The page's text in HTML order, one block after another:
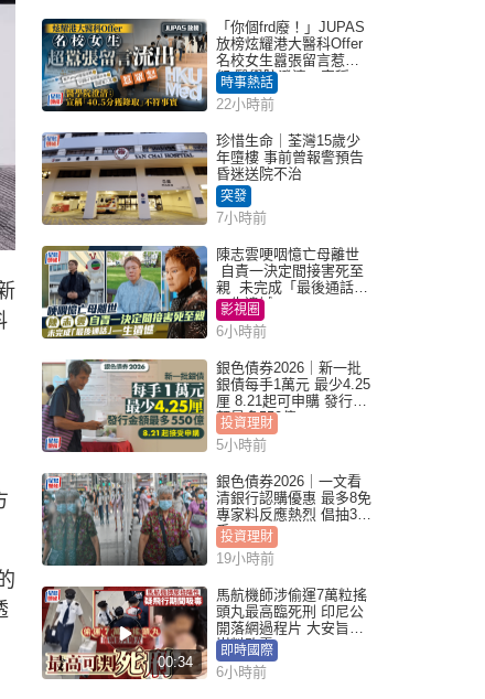
「你個frd廢！」JUPAS
放榜炫耀港大醫科Offer
名校女生囂張留言惹眾
怒 醫學院澄清：宣稱
「40.5分獲錄取」不符事
實｜Juicy叮
時事熱話
22小時前
珍惜生命｜荃灣15歲少
年墮樓 事前曾報警預告
昏迷送院不治
突發
7小時前
陳志雲哽咽憶亡母離世
自責一決定間接害死至
親 未完成「最後通話」
一生遺憾
影視圈
6小時前
銀色債券2026｜新一批
銀債每手1萬元 最少4.25
厘 8.21起可申購 發行金
額最多550億
投資理財
5小時前
銀色債券2026｜一文看
清銀行認購優惠 最多8免
專家料反應熱烈 倡抽30
手
投資理財
19小時前
00:34
馬航機師涉偷運7萬粒搖
頭丸最高臨死刑 印尼公
開落網過程片 大安旨意
豈料敗露
即時國際
6小時前